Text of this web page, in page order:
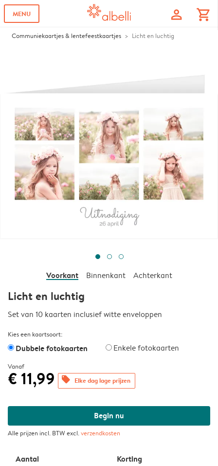
MENU profile shopping_cart
Communiekaartjes & lentefeestkaartjes Licht en luchtig
Voorkant Binnenkant Achterkant
Licht en luchtig
Set van 10 kaarten inclusief witte enveloppen
Kies een kaartsoort:
Dubbele fotokaarten Enkele fotokaarten
Vanaf
€ 11,99 offers Elke dag lage prijzen
Begin nu
Alle prijzen incl. BTW excl.verzendkosten
Aantal Korting